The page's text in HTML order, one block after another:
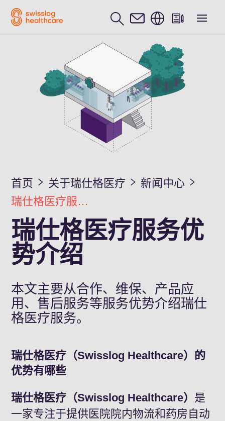
中文 / Chinese
首页 关于瑞仕格医疗
新闻中心
瑞仕格医疗服务优势介绍
瑞仕格医疗服务优
势介绍
本文主要从合作、维保、产品应
用、售后服务等服务优势介绍瑞仕
格医疗服务。
瑞仕格医疗（Swisslog Healthcare）的
优势有哪些
瑞仕格医疗（Swisslog Healthcare） 是
一家专注于提供医院院内物流和药房自动